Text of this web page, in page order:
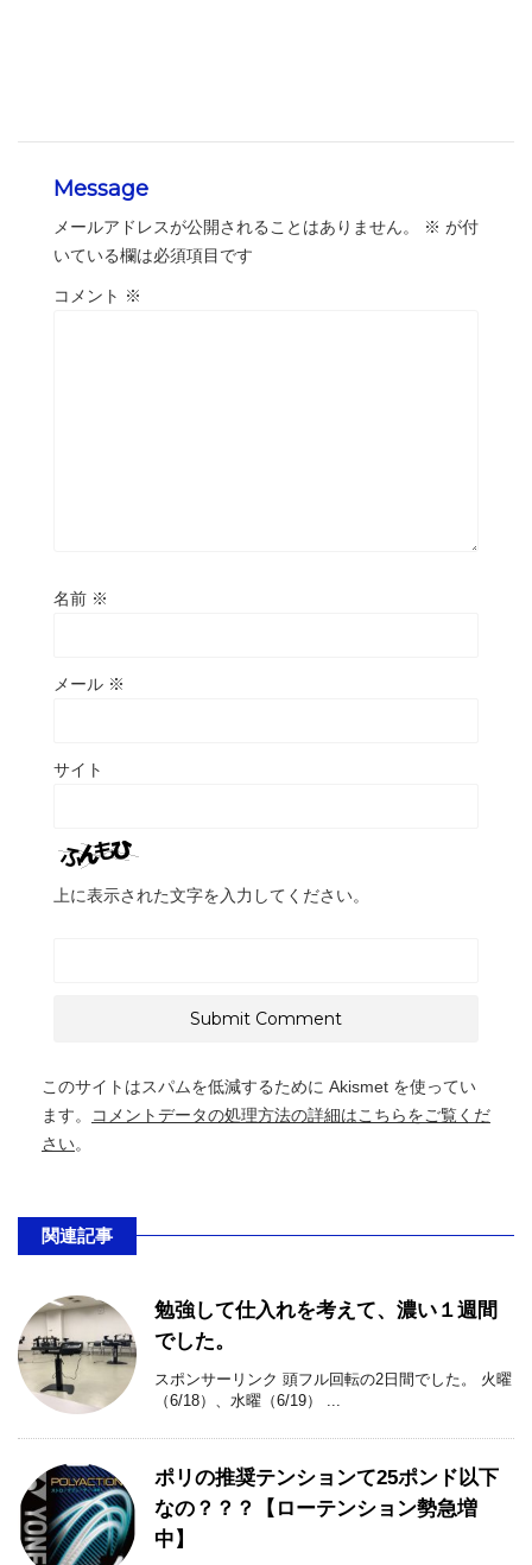
Message
メールアドレスが公開されることはありません。 ※ が付
いている欄は必須項目です
コメント ※
名前 ※
メール ※
サイト
上に表示された文字を入力してください。
このサイトはスパムを低減するために Akismet を使ってい
ます。
コメントデータの処理方法の詳細はこちらをご覧くだ
さい。
関連記事
勉強して仕入れを考えて、濃い１週間
でした。
スポンサーリンク 頭フル回転の2日間でした。 火曜
（6/18）、水曜（6/19） ...
ポリの推奨テンションて25ポンド以下
なの？？？【ローテンション勢急増
中】